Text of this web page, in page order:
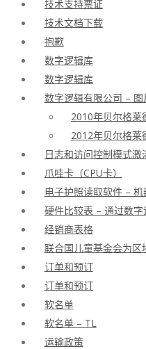
技术支持票证
技术文档下载
抱歉
数字逻辑库
数字逻辑库
数字逻辑有限公司 – 图
2010年贝尔格莱
2012年贝尔格莱
日志和访问控制模式
爪哇卡（CPU卡）
电子护照读取软件 – 机
硬件比较表 – 通过数
经销商表格
联合国儿童基金会为区
订单和预订
订单和预订
软名单
软名单 – TL
运输政策